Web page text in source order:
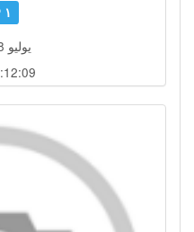
١ EGP
يوليو 08, 2026